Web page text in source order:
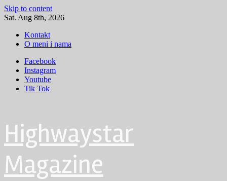
Skip to content
Sat. Aug 8th, 2026
Kontakt
O meni i nama
Facebook
Instagram
Youtube
Tik Tok
Highwaystar
Magazine